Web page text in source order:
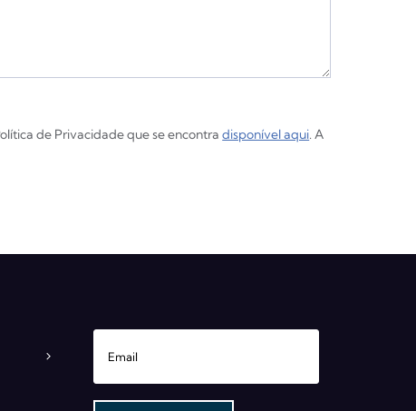
de Privacidade que se encontradisponível aqui. A